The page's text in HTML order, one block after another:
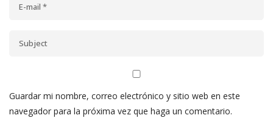
Guardar mi nombre, correo electrónico y sitio web en este
navegador para la próxima vez que haga un comentario.